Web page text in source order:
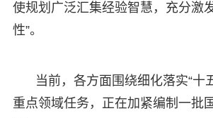
使规划广泛汇集经验智慧，充分激
性”。
当前，各方面围绕细化落实“十
重点领域任务，正在加紧编制一批